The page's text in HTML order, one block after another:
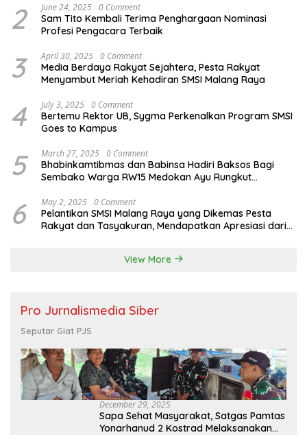
2 June 24, 2025 0 Comment
Sam Tito Kembali Terima Penghargaan Nominasi
Profesi Pengacara Terbaik
3 April 30, 2025 0 Comment
Media Berdaya Rakyat Sejahtera, Pesta Rakyat
Menyambut Meriah Kehadiran SMSI Malang Raya
4 July 3, 2025 0 Comment
Bertemu Rektor UB, Sygma Perkenalkan Program SMSI
Goes to Kampus
5 March 27, 2025 0 Comment
Bhabinkamtibmas dan Babinsa Hadiri Baksos Bagi
Sembako Warga RW15 Medokan Ayu Rungkut
6 May 2, 2025 0 Comment
Pelantikan SMSI Malang Raya yang Dikemas Pesta
Rakyat dan Tasyakuran, Mendapatkan Apresiasi dari
View More
Pro Jurnalismedia Siber
Seputar Giat PJS
December 29, 2025
Sapa Sehat Masyarakat, Satgas Pamtas
Yonarhanud 2 Kostrad Melaksanakan